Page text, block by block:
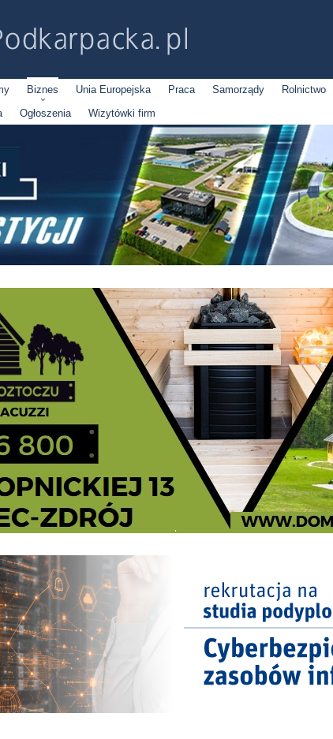
Biznes Unia Europejska Praca Samorządy Rolnictwo
Ogłoszenia Wizytówki firm